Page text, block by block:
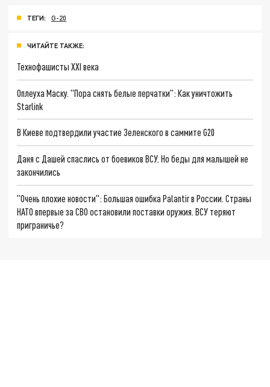
ТЕГИ: G-20
ЧИТАЙТЕ ТАКЖЕ:
Технофашисты XXI века
Оплеуха Маску. "Пора снять белые перчатки": Как уничтожить
Starlink
В Киеве подтвердили участие Зеленского в саммите G20
Даня с Дашей спаслись от боевиков ВСУ. Но беды для малышей не
закончились
"Очень плохие новости": Большая ошибка Palantir в России. Страны
НАТО впервые за СВО остановили поставки оружия. ВСУ теряют
приграничье?